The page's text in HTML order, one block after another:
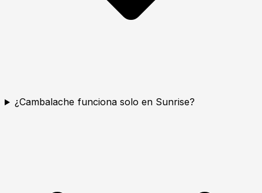
¿Cambalache funciona solo en Sunrise?